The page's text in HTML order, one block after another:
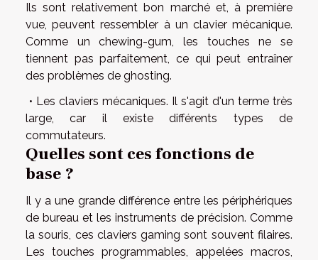
Ils sont relativement bon marché et, à première
vue, peuvent ressembler à un clavier mécanique.
Comme un chewing-gum, les touches ne se
tiennent pas parfaitement, ce qui peut entraîner
des problèmes de ghosting.
• Les claviers mécaniques. Il s'agit d'un terme très
large, car il existe différents types de
commutateurs.
Quelles sont ces fonctions de
base ?
Il y a une grande différence entre les périphériques
de bureau et les instruments de précision. Comme
la souris, ces claviers gaming sont souvent filaires.
Les touches programmables, appelées macros,